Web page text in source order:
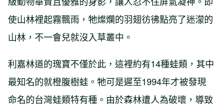
使山林裡起霧飄雨，牠燦爛的羽翅彷彿點亮了迷濛的
山林，不一會兒就沒入草叢中。
利嘉林道的瑰寶不僅於此，這裡約有14種蛙類，其中
最知名的就橙腹樹蛙。牠可是遲至1994年才被發現
命名的台灣蛙類特有種。由於森林遭人為破壞，導致